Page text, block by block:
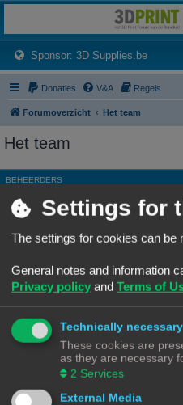
Het 3D print forum van de Benelux na de
Sponsor: 3D Supplies.be(Opens
Donaties V&A Regels
Forumoverzicht Het team
Het team
BEHEERDERS
Rang, Gebruikersnaam Site Admin
Moderator
Alle forums
ALGEMENE MODERATORS
Geen leden gevonden met deze
Forumoverzicht
Settings for
The settings for cookies can be
General notes and information
Privacy policy and Terms of
Technically
These cookies are
as they are necessary
2 Services
External Media